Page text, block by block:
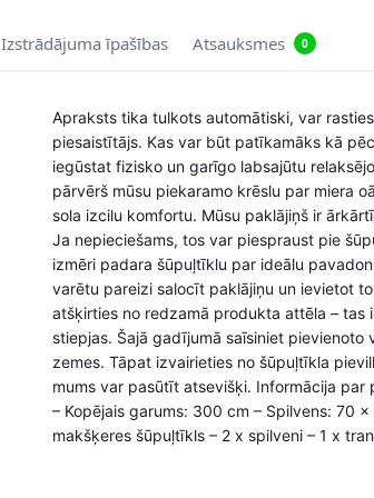
Izstrādājuma īpašības Atsauksmes 0
Apraksts tika tulkots automātiski, var
piesaistītājs. Kas var būt patīkamāks kā
iegūstat fizisko un garīgo labsajūtu
pārvērš mūsu piekaramo krēslu par miera
sola izcilu komfortu. Mūsu paklājiņš ir
Ja nepieciešams, tos var piespraust pie
izmēri padara šūpuļtīklu par ideālu
varētu pareizi salocīt paklājiņu un ievietot
atšķirties no redzamā produkta attēla – tas
stiepjas. Šajā gadījumā saīsiniet
zemes. Tāpat izvairieties no šūpuļtīkla
mums var pasūtīt atsevišķi. Informācija par
– Kopējais garums: 300 cm – Spilvens: 70
makšķeres šūpuļtīkls – 2 x spilveni – 1 x